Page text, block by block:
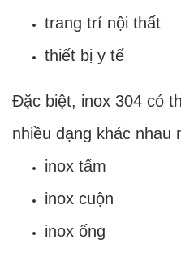
trang trí nội thất
thiết bị y tế
Đặc biệt, inox 304 có
nhiều dạng khác nhau
inox tấm
inox cuộn
inox ống